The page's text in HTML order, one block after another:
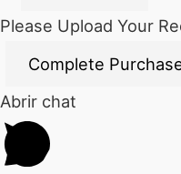
Please Upload Your
Abrir chat